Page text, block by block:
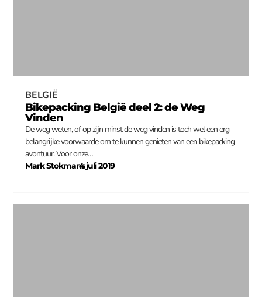
BELGIË
Bikepacking België deel 2: de Weg
Vinden
De weg weten, of op zijn minst de weg vinden is toch wel een erg
belangrijke voorwaarde om te kunnen genieten van een bikepacking
avontuur. Voor onze…
Mark Stokmans
–
4 juli 2019